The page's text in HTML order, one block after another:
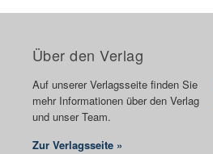
Über den Verlag
Auf unserer Verlagsseite finden Sie
mehr Informationen über den Verlag
und unser Team.
Zur Verlagsseite »